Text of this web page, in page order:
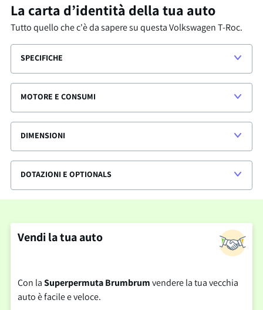
La carta d’identità della tua auto
Tutto quello che c'è da sapere su questaVolkswagen T-Roc.
SPECIFICHE
MOTORE E CONSUMI
DIMENSIONI
DOTAZIONI E OPTIONALS
Vendi la tua auto
Con laSuperpermuta Brumbrumvendere la tua vecchia
auto è facile e veloce.